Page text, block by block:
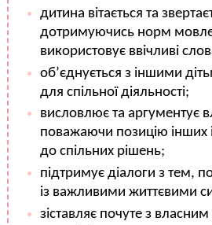
дитина вітається та
дотримуючись норм
використовує ввічливі
об’єднується з іншими
для спільної діяльності;
висловлює та аргументує
поважаючи позицію інших
до спільних рішень;
підтримує діалоги з тем,
із важливими життєвими
зіставляє почуте з